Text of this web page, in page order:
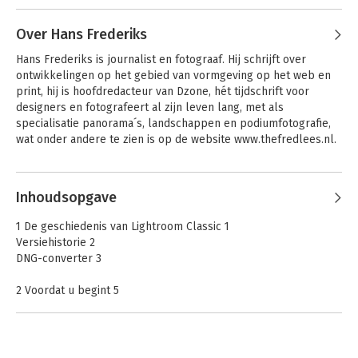
Handboek Canon
Over Hans Frederiks
Hans Frederiks is journalist en fotograaf. Hij schrijft over
ontwikkelingen op het gebied van vormgeving op het web en
print, hij is hoofdredacteur van Dzone, hét tijdschrift voor
designers en fotografeert al zijn leven lang, met als
specialisatie panorama´s, landschappen en podiumfotografie,
wat onder andere te zien is op de website www.thefredlees.nl.
Andere boeken door Hans
Frederiks
Inhoudsopgave
1 De geschiedenis van Lightroom Classic 1
Versiehistorie 2
DNG-converter 3
2 Voordat u begint 5